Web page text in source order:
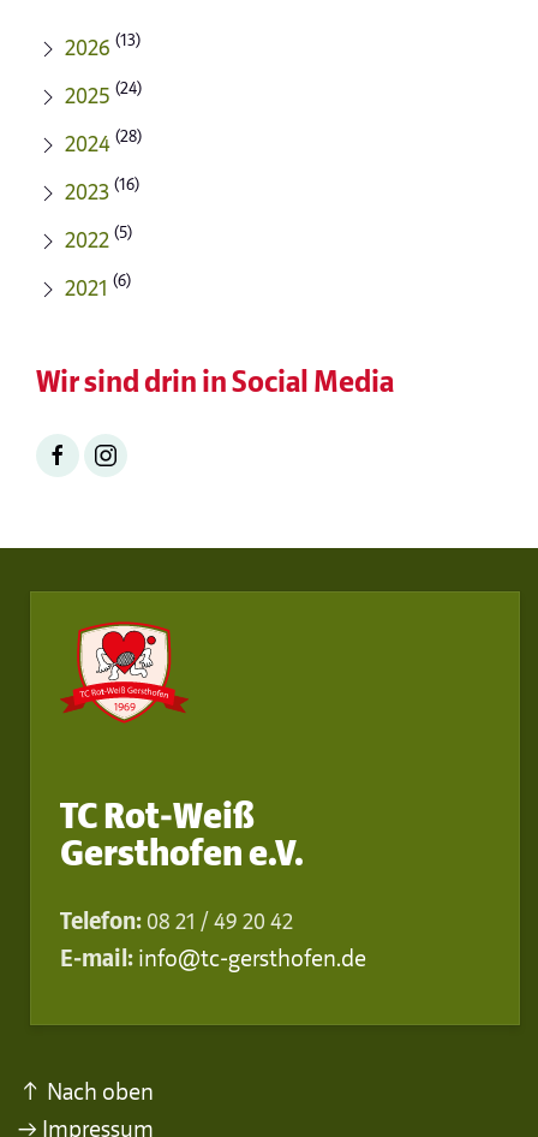
2026 (13)
2025 (24)
2024 (28)
2023 (16)
2022 (5)
2021 (6)
Wir sind drin in Social Media
TC Rot-Weiß
Gersthofen e.V.
Telefon: 08 21 / 49 20 42
E-mail: info@tc-gersthofen.de
↑ Nach oben
→ Impressum